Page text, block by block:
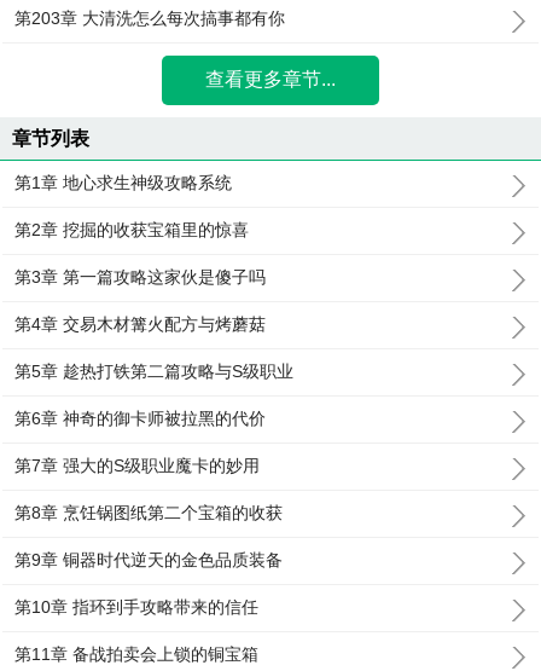
第203章 大清洗怎么每次搞事都有你
查看更多章节...
章节列表
第1章 地心求生神级攻略系统
第2章 挖掘的收获宝箱里的惊喜
第3章 第一篇攻略这家伙是傻子吗
第4章 交易木材篝火配方与烤蘑菇
第5章 趁热打铁第二篇攻略与S级职业
第6章 神奇的御卡师被拉黑的代价
第7章 强大的S级职业魔卡的妙用
第8章 烹饪锅图纸第二个宝箱的收获
第9章 铜器时代逆天的金色品质装备
第10章 指环到手攻略带来的信任
第11章 备战拍卖会上锁的铜宝箱